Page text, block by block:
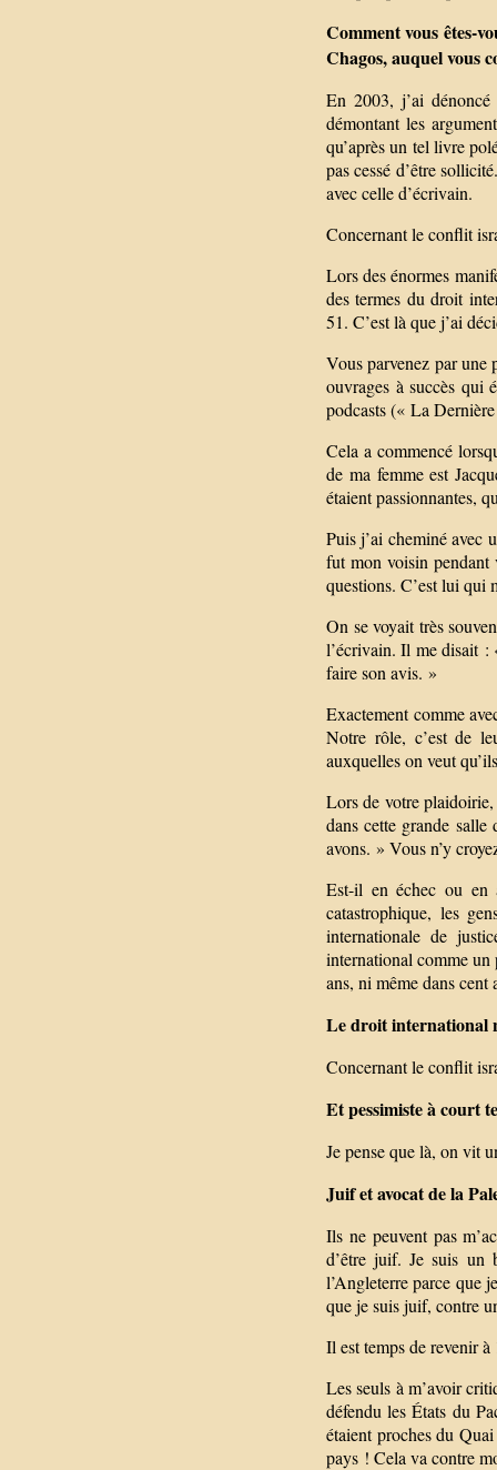
Comment vous êtes-
Chagos, auquel vous
En 2003, j’ai
démontant les
qu’après un tel livre
pas cessé d’être
avec celle d’écrivain.
Concernant le conflit
Lors des énormes
des termes du droit
51. C’est là que j’ai
Vous parvenez par une
ouvrages à succès qui
podcasts (« La
Cela a commencé
de ma femme est
étaient passionnantes,
Puis j’ai cheminé avec
fut mon voisin
questions. C’est lui qui
On se voyait très
l’écrivain. Il me disait :
faire son avis. »
Exactement comme
Notre rôle, c’est de
auxquelles on veut
Lors de votre plaidoirie,
dans cette grande
avons. » Vous n’y
Est-il en échec ou en
catastrophique, les
internationale de
international comme un
ans, ni même dans cent
Le droit international
Concernant le conflit
Et pessimiste à court
Je pense que là, on vit
Juif et avocat de la
Ils ne peuvent pas
d’être juif. Je suis un
l’Angleterre parce que
que je suis juif, contre
Il est temps de revenir
Les seuls à m’avoir
défendu les États du
étaient proches du
pays ! Cela va contre